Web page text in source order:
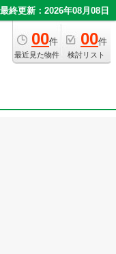
最終更新：2026年08月08日
00件
最近見た物件
00件
検討リスト